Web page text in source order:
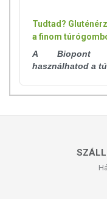
Tudtad?
a finom
A Biopont
használhatod a